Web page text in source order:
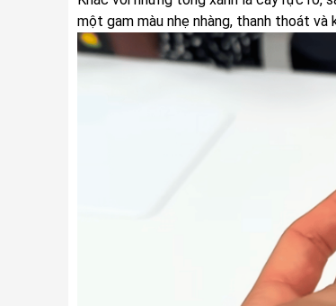
một gam màu nhẹ nhàng, thanh thoát và